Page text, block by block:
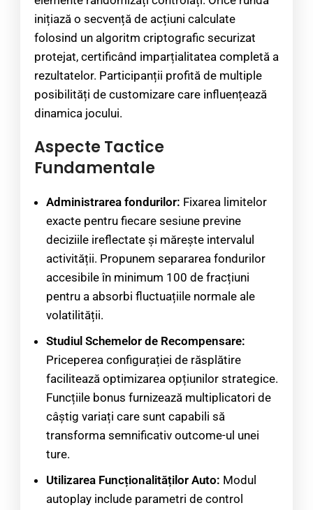
inițiază o secvență de acțiuni calculate
folosind un algoritm criptografic securizat
protejat, certificând imparțialitatea completă a
rezultatelor. Participanții profită de multiple
posibilități de customizare care influențează
dinamica jocului.
Aspecte Tactice
Fundamentale
Administrarea fondurilor: Fixarea limitelor
exacte pentru fiecare sesiune previne
deciziile ireflectate și mărește intervalul
activității. Propunem separarea fondurilor
accesibile în minimum 100 de fracțiuni
pentru a absorbi fluctuațiile normale ale
volatilității.
Studiul Schemelor de Recompensare:
Priceperea configurației de răsplătire
facilitează optimizarea opțiunilor strategice.
Funcțiile bonus furnizează multiplicatori de
câștig variați care sunt capabili să
transforma semnificativ outcome-ul unei
ture.
Utilizarea Funcționalităților Auto: Modul
autoplay include parametri de control